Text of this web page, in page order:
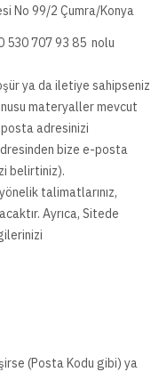
No 99/2 Çumra/Konya
530 707 93 85 nolu
ya da iletiye sahipseniz
materyaller mevcut
adresinizi
bize e-posta
belirtiniz).
talimatlarınız,
Ayrıca, Sitede
(Posta Kodu gibi) ya